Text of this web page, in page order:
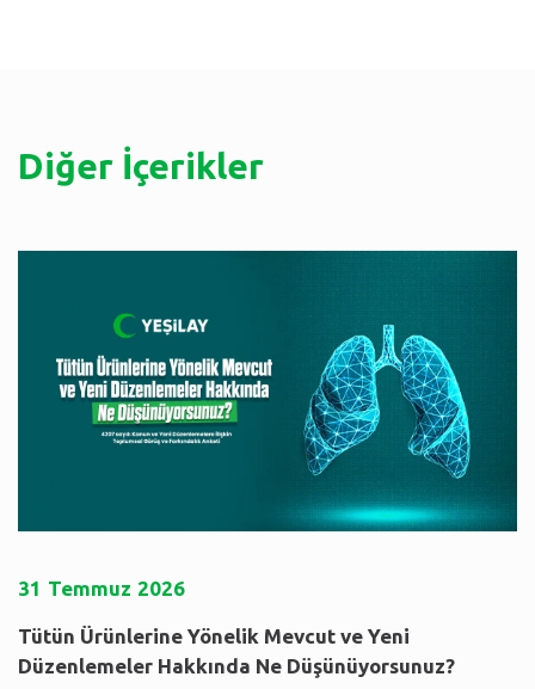
Diğer İçerikler
31 Temmuz 2026
Tütün Ürünlerine Yönelik Mevcut ve Yeni
Düzenlemeler Hakkında Ne Düşünüyorsunuz?